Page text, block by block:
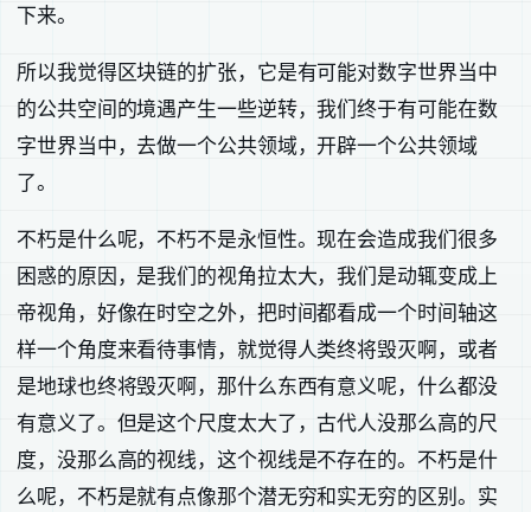
下来。
所以我觉得区块链的扩张，它是有可能对数字世界当中
的公共空间的境遇产生一些逆转，我们终于有可能在数
字世界当中，去做一个公共领域，开辟一个公共领域
了。
不朽是什么呢，不朽不是永恒性。现在会造成我们很多
困惑的原因，是我们的视角拉太大，我们是动辄变成上
帝视角，好像在时空之外，把时间都看成一个时间轴这
样一个角度来看待事情，就觉得人类终将毁灭啊，或者
是地球也终将毁灭啊，那什么东西有意义呢，什么都没
有意义了。但是这个尺度太大了，古代人没那么高的尺
度，没那么高的视线，这个视线是不存在的。不朽是什
么呢，不朽是就有点像那个潜无穷和实无穷的区别。实